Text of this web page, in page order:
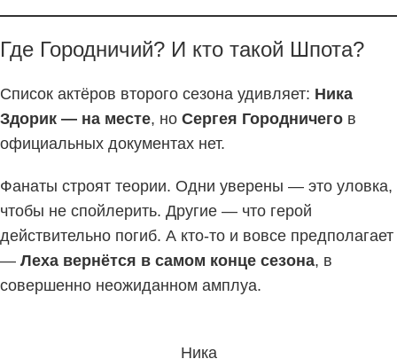
Где Городничий? И кто такой Шпота?
Список актёров второго сезона удивляет: Ника
Здорик — на месте, но Сергея Городничего в
официальных документах нет.
Фанаты строят теории. Одни уверены — это уловка,
чтобы не спойлерить. Другие — что герой
действительно погиб. А кто-то и вовсе предполагает
— Леха вернётся в самом конце сезона, в
совершенно неожиданном амплуа.
Ника